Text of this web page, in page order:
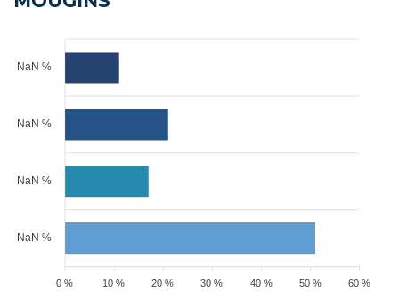
NaN %
NaN %
NaN %
NaN %
60 %
50 %
40 %
30 %
20 %
10 %
0 %